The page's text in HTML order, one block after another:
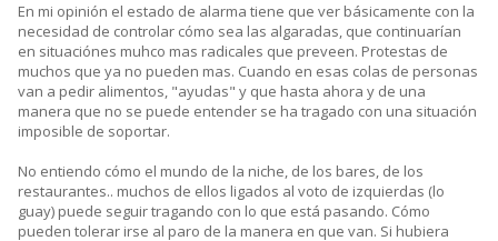
En mi opinión el estado de alarma tiene que ver básicamente con la
necesidad de controlar cómo sea las algaradas, que continuarían
en situaciónes muhco mas radicales que preveen. Protestas de
muchos que ya no pueden mas. Cuando en esas colas de personas
van a pedir alimentos, "ayudas" y que hasta ahora y de una
manera que no se puede entender se ha tragado con una situación
imposible de soportar.
No entiendo cómo el mundo de la niche, de los bares, de los
restaurantes.. muchos de ellos ligados al voto de izquierdas (lo
guay) puede seguir tragando con lo que está pasando. Cómo
pueden tolerar irse al paro de la manera en que van. Si hubiera